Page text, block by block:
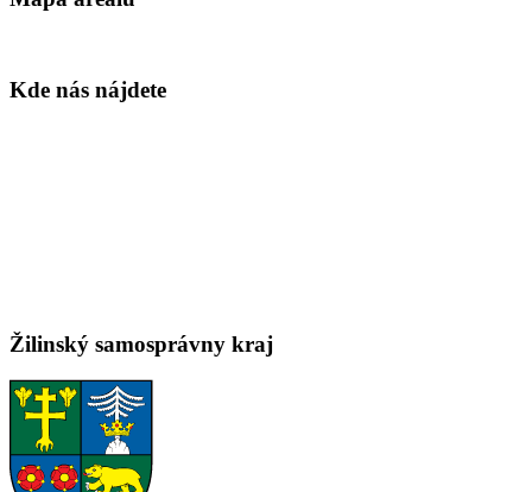
Kde nás nájdete
Žilinský samosprávny kraj